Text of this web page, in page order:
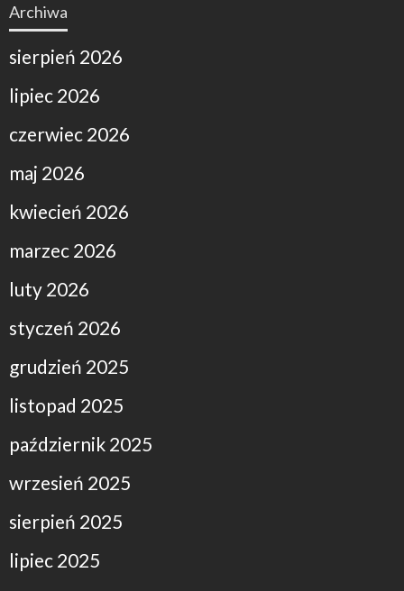
Archiwa
sierpień 2026
lipiec 2026
czerwiec 2026
maj 2026
kwiecień 2026
marzec 2026
luty 2026
styczeń 2026
grudzień 2025
listopad 2025
październik 2025
wrzesień 2025
sierpień 2025
lipiec 2025